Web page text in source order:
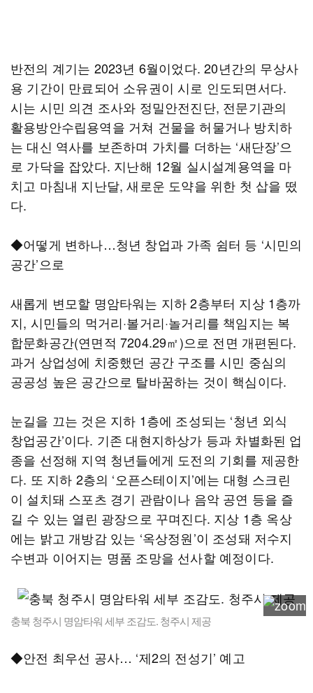
반전의 계기는 2023년 6월이었다. 20년간의 무상사
용 기간이 만료되어 소유권이 시로 인도되면서다.
시는 시민 의견 조사와 정밀안전진단, 전문기관의
활용방안수립용역을 거쳐 건물을 허물거나 방치하
는 대신 역사를 보존하며 가치를 더하는 ‘새단장’으
로 가닥을 잡았다. 지난해 12월 실시설계용역을 마
치고 마침내 지난달, 새로운 도약을 위한 첫 삽을 떴
다.
◆어떻게 변하나…청년 창업과 가족 쉼터 등 ‘시민의
공간’으로
새롭게 변모할 명암타워는 지하 2층부터 지상 1층까
지, 시민들의 먹거리·볼거리·놀거리를 책임지는 복
합문화공간(연면적 7204.29㎡)으로 전면 개편된다.
과거 상업성에 치중했던 공간 구조를 시민 중심의
공공성 높은 공간으로 탈바꿈하는 것이 핵심이다.
눈길을 끄는 것은 지하 1층에 조성되는 ‘청년 외식
창업공간’이다. 기존 대현지하상가 등과 차별화된 업
종을 선정해 지역 청년들에게 도전의 기회를 제공한
다. 또 지하 2층의 ‘오픈스테이지’에는 대형 스크린
이 설치돼 스포츠 경기 관람이나 음악 공연 등을 즐
길 수 있는 열린 광장으로 꾸며진다. 지상 1층 옥상
에는 밝고 개방감 있는 ‘옥상정원’이 조성돼 저수지
수변과 이어지는 명품 조망을 선사할 예정이다.
충북 청주시 명암타워 세부 조감도. 청주시 제공
◆안전 최우선 공사… ‘제2의 전성기’ 예고